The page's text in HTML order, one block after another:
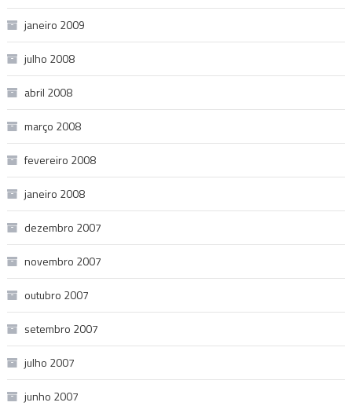
janeiro 2009
julho 2008
abril 2008
março 2008
fevereiro 2008
janeiro 2008
dezembro 2007
novembro 2007
outubro 2007
setembro 2007
julho 2007
junho 2007